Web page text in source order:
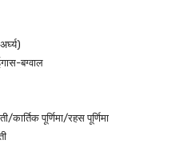
बग्वाल
पूर्णिमा/रहस पूर्णिमा